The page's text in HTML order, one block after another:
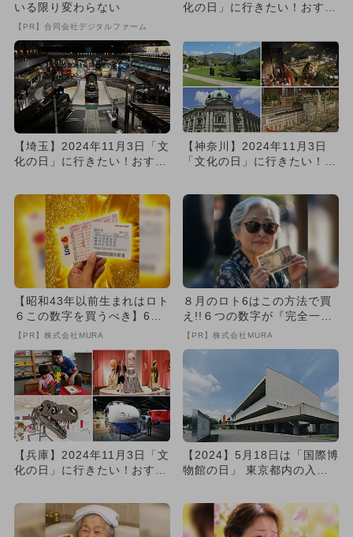
いる限り変わらない
【PR】合同会社デジタルファーム
化の日」に行きたい！おすす
【埼玉】2024年11月3日「文
化の日」に行きたい！おすす
【神奈川】2024年11月3日
「文化の日」に行きたい！お
【昭和43年以前生まれはロト
６この数字を買うべき】6つ
の数字が「完全一致」する
【PR】株式会社MURA
８月のロト6はこの方法で買
え!!６つの数字が『完全一
致』する方法
【PR】株式会社MURA
【兵庫】2024年11月3日「文
化の日」に行きたい！おすす
【2024】5月18日は「国際博
物館の日」 東京都内の入場